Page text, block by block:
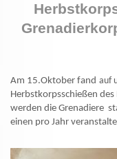
Am 15.Oktober fand auf
Herbstkorpsschießen
werden die Grenadiere
einen pro Jahr